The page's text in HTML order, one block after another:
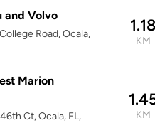
and Volvo
Road, Ocala,
1.18
KM
Marion
Ct, Ocala, FL,
KM